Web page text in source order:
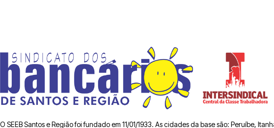
O SEEB Santos e Região foi fundado em 11/01/1933. As cidades da base são: Peruíbe,